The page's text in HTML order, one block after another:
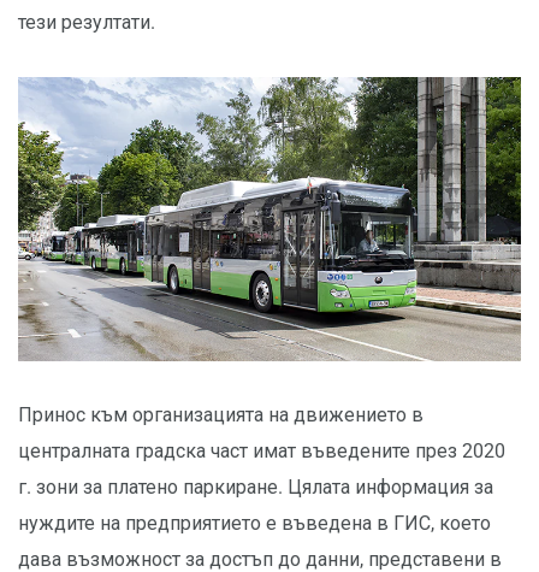
тези резултати.
Принос към организацията на движението в
централната градска част имат въведените през 2020
г. зони за платено паркиране. Цялата информация за
нуждите на предприятието е въведена в ГИС, което
дава възможност за достъп до данни, представени в